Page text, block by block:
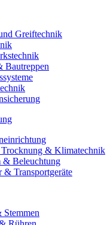
Greiftechnik
Bautreppen
& Klimatechnik
& Beleuchtung
& Transportgeräte